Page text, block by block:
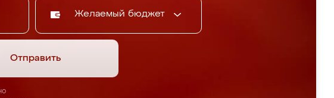
Желаемый бюджет
Отправить